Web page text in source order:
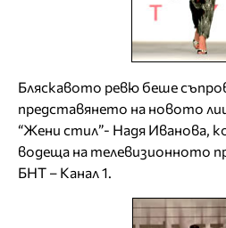
Бляскавото ревю беше
представянето на новото
“Жени стил”- Надя Иванова,
водеща на телевизионното
БНТ – Канал 1.